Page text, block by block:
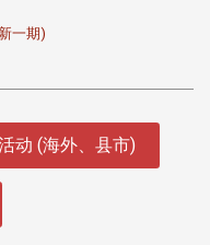
一期)
动 (海外、县市)